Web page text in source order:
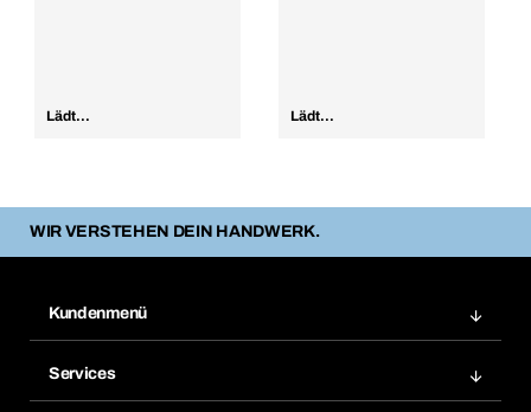
Lädt... Lädt...
WIR VERSTEHEN DEIN HANDWERK.
Kundenmenü
Services